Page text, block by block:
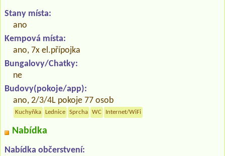
Stany místa:
ano
Kempová místa:
ano, 7x el.přípojka
Bungalovy/Chatky:
ne
Budovy(pokoje/app):
ano, 2/3/4L pokoje 77 osob
Kuchyňka Lednice Sprcha WC Internet/WiFi
Nabídka
Nabídka občerstvení: